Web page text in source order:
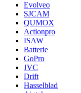
Evolveo
SJCAM
QUMOX
Actionpro
ISAW
Batterie
GoPro
JVC
Drift
Hasselblad